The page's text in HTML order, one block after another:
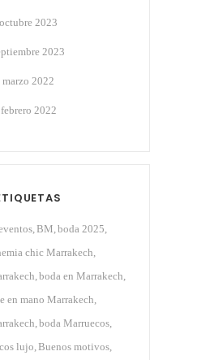
octubre 2023
2023
marzo 2022
febrero 2022
BM boda 2025
chic Marrakech
boda en Marrakech
en mano Marrakech
boda Marruecos
lujo Buenos motivos